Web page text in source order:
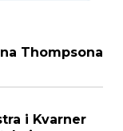
Thompsona
i Kvarner